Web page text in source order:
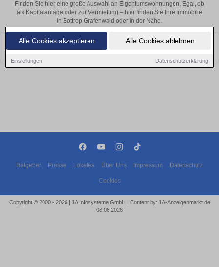
Alle Cookies akzeptieren Alle Cookies ablehnen
Einstellungen Datenschutzerklärung
Finden Sie hier eine große Auswahl an Eigentumswohnungen. Egal, ob
als Kapitalanlage oder zur Vermietung – hier finden Sie Ihre Immobilie
in Bottrop Grafenwald oder in der Nähe.
Leider konnten wir derzeit keine passenden Objekte finden. Schauen Sie
bald wieder vorbei!
Ratgeber Presse Lokales Über Uns Impressum Datenschutz
Cookies
Copyright © 2000 - 2026 | 1A Infosysteme GmbH | Content by: 1A-Anzeigenmarkt.de
08.08.2026